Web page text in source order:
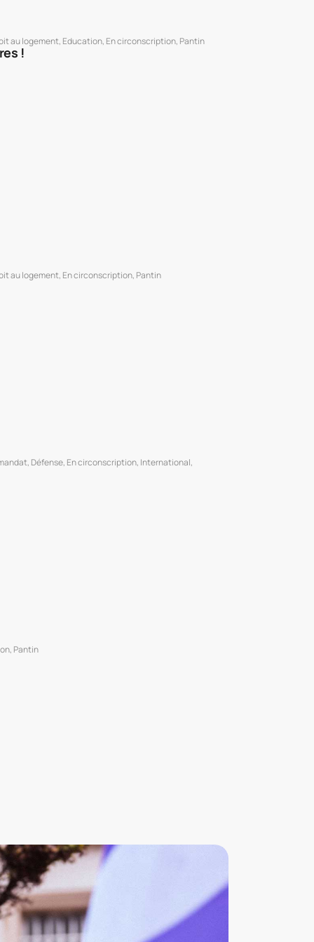
au logement, Education, En circonscription, Pantin
!
au logement, En circonscription, Pantin
, Défense, En circonscription, International,
, Pantin